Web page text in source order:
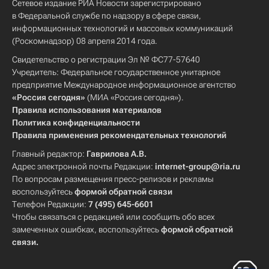
Сетевое издание РИА Новости зарегистрировано
в Федеральной службе по надзору в сфере связи,
информационных технологий и массовых коммуникаций
(Роскомнадзор) 08 апреля 2014 года.
Свидетельство о регистрации Эл № ФС77-57640
Учредитель: Федеральное государственное унитарное
предприятие Международное информационное агентство
«Россия сегодня» (МИА «Россия сегодня»).
Правила использования материалов
Политика конфиденциальности
Правила применения рекомендательных технологий
Главный редактор: Гаврилова А.В.
Адрес электронной почты Редакции: internet-group@ria.ru
По вопросам размещения пресс-релизов и рекламы
воспользуйтесьформой обратной связи
Телефон Редакции: 7 (495) 645-6601
Чтобы связаться с редакцией или сообщить обо всех
замеченных ошибках, воспользуйтесьформой обратной
связи.